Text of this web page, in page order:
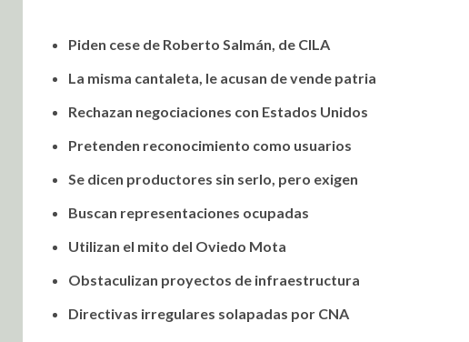
Piden cese de Roberto Salmán, de CILA
La misma cantaleta, le acusan de vende patria
Rechazan negociaciones con Estados Unidos
Pretenden reconocimiento como usuarios
Se dicen productores sin serlo, pero exigen
Buscan representaciones ocupadas
Utilizan el mito del Oviedo Mota
Obstaculizan proyectos de infraestructura
Directivas irregulares solapadas por CNA